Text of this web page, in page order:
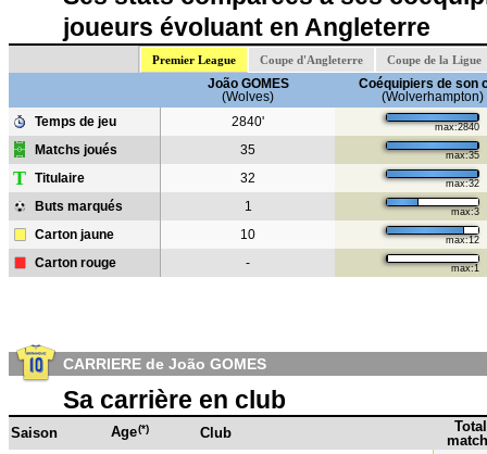
joueurs évoluant en Angleterre
Premier League Coupe d'Angleterre Coupe de la Ligue
João GOMES
(Wolves)
Coéquipiers de son
(Wolverhampton)
Temps de jeu
2840' max:2840
Matchs joués 35 max:35
T Titulaire 32 max:32
Buts marqués 1 max:3
Carton jaune 10 max:12
Carton rouge - max:1
CARRIERE de João GOMES
Sa carrière en club
Saison Age(*) Club
Total